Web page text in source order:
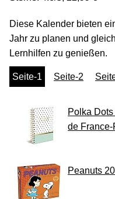
Diese Kalender bieten
Jahr zu planen und
Lernhilfen zu genießen.
Seite-1 Seite-2
Polka
de France-
Peanuts